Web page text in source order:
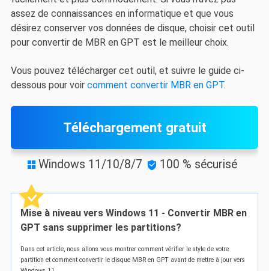
assez de connaissances en informatique et que vous
désirez conserver vos données de disque, choisir cet outil
pour convertir de MBR en GPT est le meilleur choix.
Vous pouvez télécharger cet outil, et suivre le guide ci-
dessous pour voir comment convertir MBR en GPT.
Téléchargement gratuit
 Windows 11/10/8/7  100 % sécurisé
Mise à niveau vers Windows 11 - Convertir MBR en
GPT sans supprimer les partitions?
Dans cet article, nous allons vous montrer comment vérifier le style de votre
partition et comment convertir le disque MBR en GPT avant de mettre à jour vers